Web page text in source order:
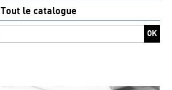
Tout le catalogue